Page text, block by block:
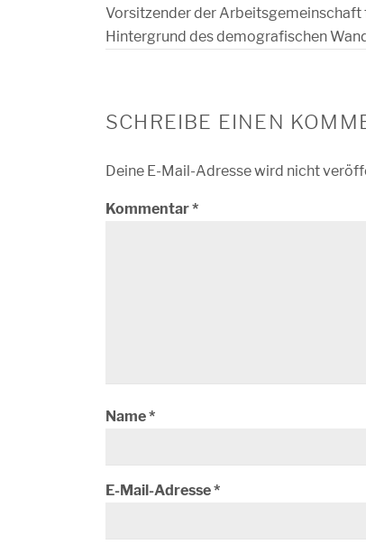
Vorsitzender der Arbeitsgemeinschaft
Hintergrund des demografischen
SCHREIBE EINEN
Deine E-Mail-Adresse wird nicht
Kommentar*
Name*
E-Mail-Adresse*